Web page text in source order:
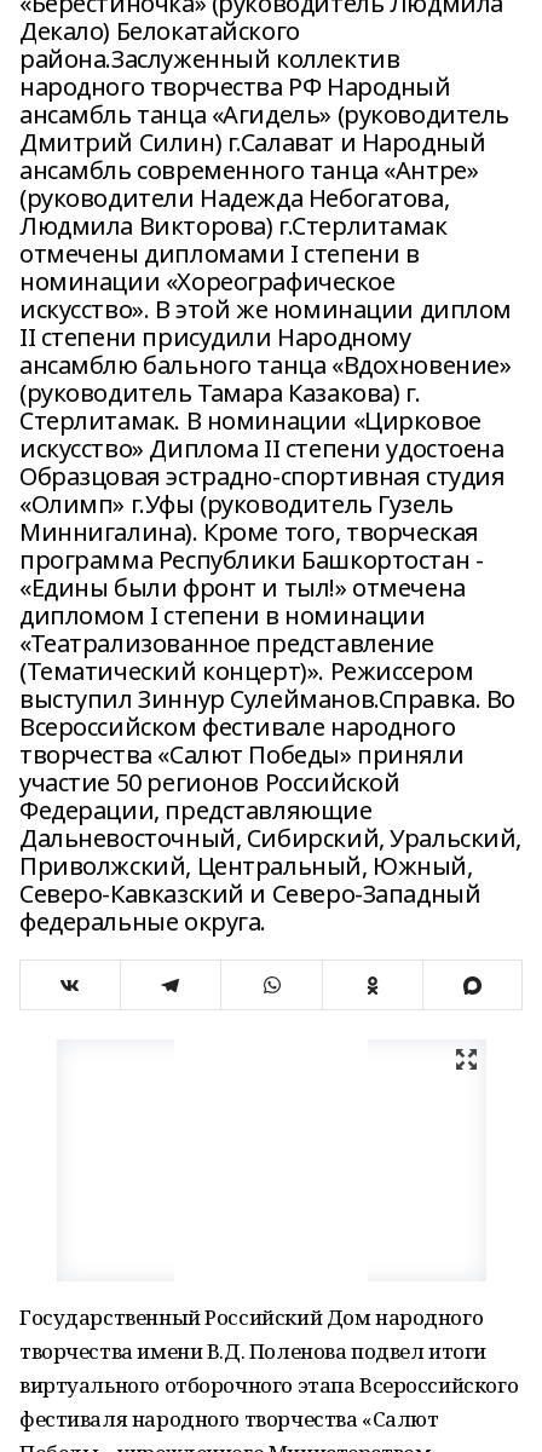
Декало) Белокатайского
района.Заслуженный коллектив
народного творчества РФ Народный
ансамбль танца «Агидель» (руководитель
Дмитрий Силин) г.Салават и Народный
ансамбль современного танца «Антре»
(руководители Надежда Небогатова,
Людмила Викторова) г.Стерлитамак
отмечены дипломами I степени в
номинации «Хореографическое
искусство». В этой же номинации диплом
II степени присудили Народному
ансамблю бального танца «Вдохновение»
(руководитель Тамара Казакова) г.
Стерлитамак. В номинации «Цирковое
искусство» Диплома II степени удостоена
Образцовая эстрадно-спортивная студия
«Олимп» г.Уфы (руководитель Гузель
Миннигалина). Кроме того, творческая
программа Республики Башкортостан -
«Едины были фронт и тыл!» отмечена
дипломом I степени в номинации
«Театрализованное представление
(Тематический концерт)». Режиссером
выступил Зиннур Сулейманов.Справка. Во
Всероссийском фестивале народного
творчества «Салют Победы» приняли
участие 50 регионов Российской
Федерации, представляющие
Дальневосточный, Сибирский, Уральский,
Приволжский, Центральный, Южный,
Северо-Кавказский и Северо-Западный
федеральные округа.
Государственный Российский Дом народного
творчества имени В.Д. Поленова подвел итоги
виртуального отборочного этапа Всероссийского
фестиваля народного творчества «Салют